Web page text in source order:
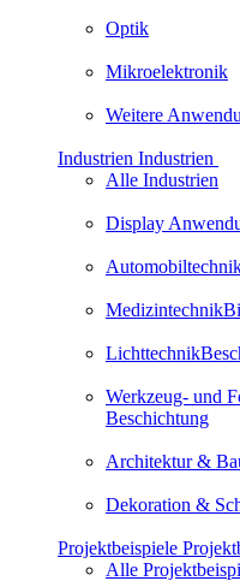
Optik
Mikroelektronik
Weitere
Industrien Industrien
Alle Industrien
Display
Medizintechnik
Lichttechnik
Werkzeug- und
Beschichtung
Architektur &
Dekoration &
Projektbeispiele
Alle